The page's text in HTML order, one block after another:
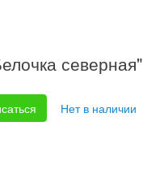
северная"
Нет в наличии